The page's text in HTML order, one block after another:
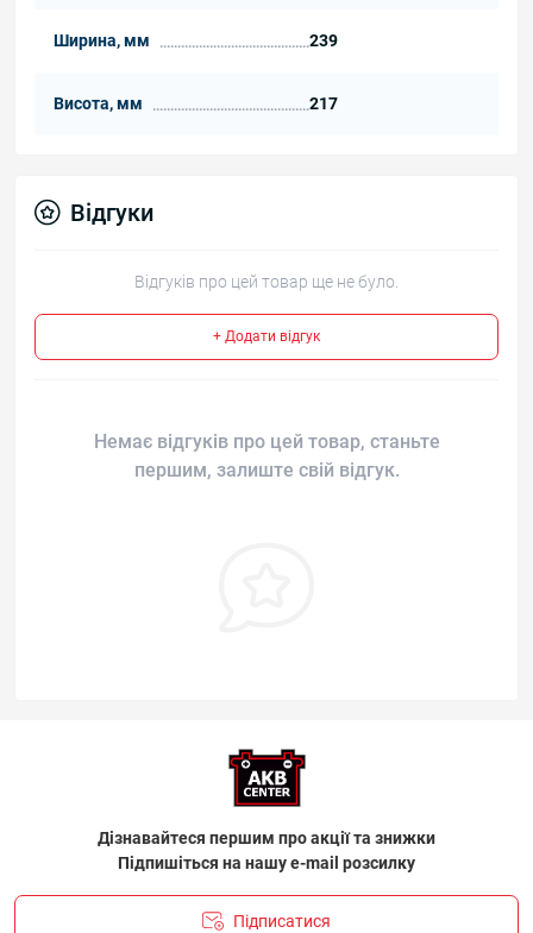
Ширина, мм 239
Висота, мм 217
Відгуки
Відгуків про цей товар ще не було.
+ Додати відгук
Немає відгуків про цей товар, станьте
першим, залиште свій відгук.
Дізнавайтеся першим про акції та знижки
Підпишіться на нашу e-mail розсилку
Підписатися